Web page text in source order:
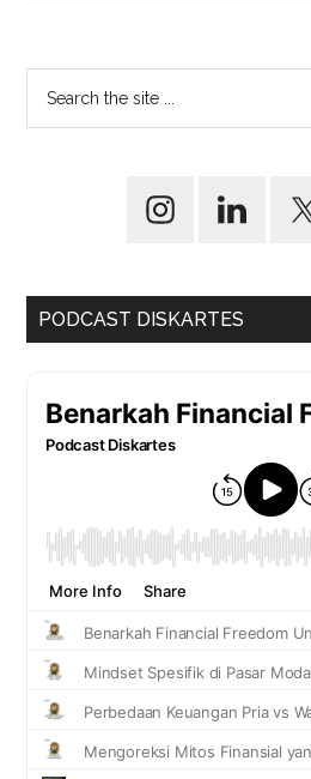
PODCAST DISKARTES